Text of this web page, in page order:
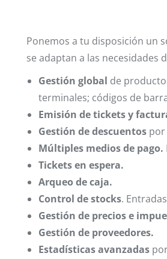
Ponemos a tu disposición un
se adaptan a las necesidades
Gestión global de
terminales; códigos de
Emisión de tickets y
Gestión de descuentos
Múltiples medios de pago.
Tickets en espera.
Arqueo de caja.
Control de stocks.
Gestión de precios e
Gestión de proveedores.
Estadísticas avanzadas